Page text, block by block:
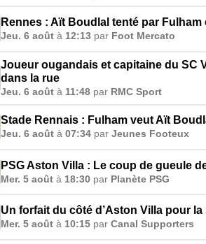
Rennes : Aït Boudlal tenté par Fulham
Jeu. 6 août à 12:13 par Foot Mercato
Joueur ougandais et capitaine du SC
dans la rue
Jeu. 6 août à 11:48 par RMC Sport
Stade Rennais : Fulham veut Aït
Jeu. 6 août à 07:34 par Jeunes Footeux
PSG Aston Villa : Le coup de gueule
Mer. 5 août à 18:30 par Planète PSG
Un forfait du côté d’Aston Villa pour
Mer. 5 août à 10:15 par Canal Supporters